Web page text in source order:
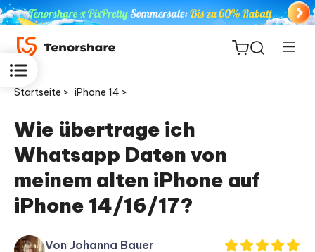
ReiBoot
for iOS
PDNob
Editor
Startseite > iPhone 14 >
Wie übertrage ich
Whatsapp Daten von
meinem alten iPhone auf
iPhone 14/16/17?
Von Johanna Bauer